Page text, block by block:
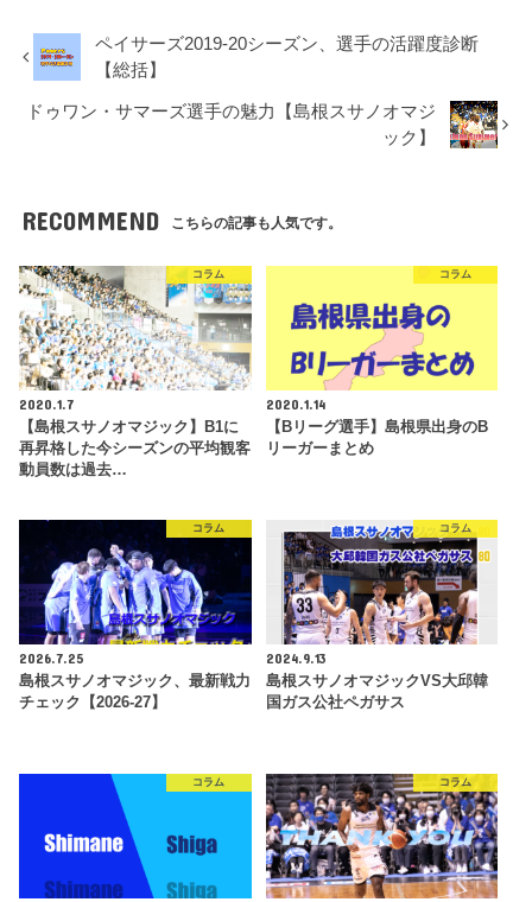
ペイサーズ2019-20シーズン、選手の活躍度診断
【総括】
ドゥワン・サマーズ選手の魅力【島根スサノオマジ
ック】
RECOMMEND こちらの記事も人気です。
コラム
2020.1.7
【島根スサノオマジック】B1に
再昇格した今シーズンの平均観客
動員数は過去…
コラム
2020.1.14
【Bリーグ選手】島根県出身のB
リーガーまとめ
コラム
2026.7.25
島根スサノオマジック、最新戦力
チェック【2026-27】
コラム
2024.9.13
島根スサノオマジックVS大邱韓
国ガス公社ペガサス
コラム コラム